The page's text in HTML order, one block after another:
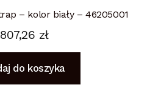
– kolor biały – 46205001
807,26 zł
do koszyka